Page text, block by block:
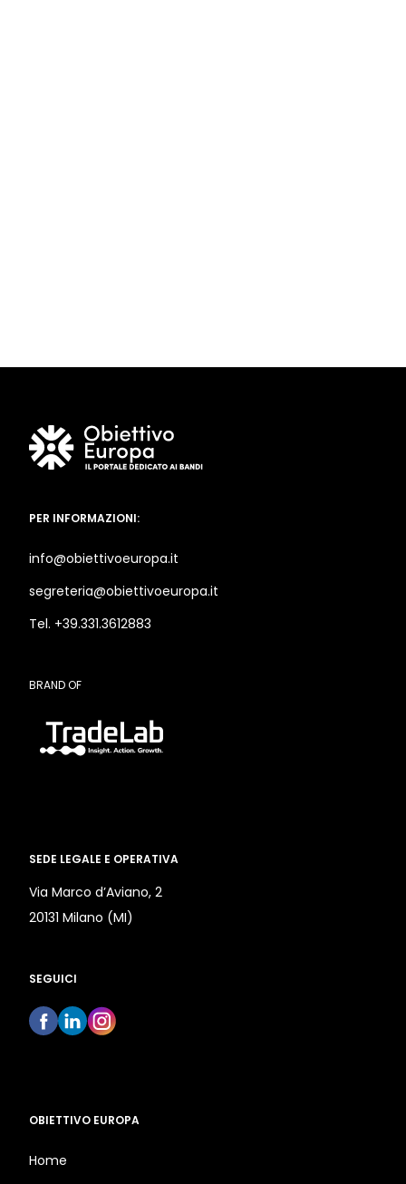
PER INFORMAZIONI:
info@obiettivoeuropa.it
segreteria@obiettivoeuropa.it
Tel. +39.331.3612883
BRAND OF
SEDE LEGALE E OPERATIVA
Via Marco d’Aviano, 2
20131 Milano (MI)
SEGUICI
OBIETTIVO EUROPA
Home